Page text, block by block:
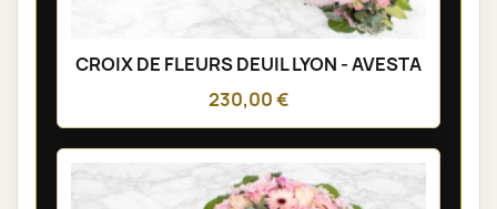
CROIX DE FLEURS DEUIL LYON - AVESTA
230,00 €